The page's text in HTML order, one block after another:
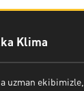
Klima
uzman